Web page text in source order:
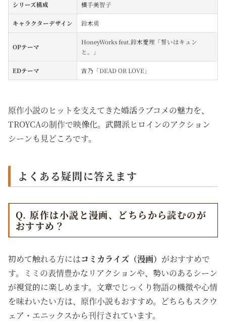
シリーズ構成 横手美智子
キャラクターデザイン 鈴木勇
OPテーマ
HoneyWorks feat.鈴木愛理「誓いはキュン
と。」
EDテーマ 吉乃「DEAD OR LOVE」
原作小説のヒットを支えてきた婚活ラブコメの魅力を、
TROYCAの制作で映像化。武闘派ヒロインのアクション
シーンも見どころです。
よくある疑問に答えます
Q. 原作は小説と漫画、どちらから読むのが
おすすめ？
初めて触れる方にはコミカライズ（漫画） がおすすめで
す。ミミの表情豊かなリアクションや、勢いのあるシーン
が視覚的に楽しめます。文章でじっくり物語の機微や心情
を味わいたい方は、原作小説もおすすめ。どちらもスクウ
ェア・エニックスから刊行されています。